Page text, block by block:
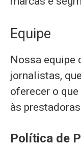
Equipe
Nossa equipe
jornalistas,
oferecer o
às
Política de